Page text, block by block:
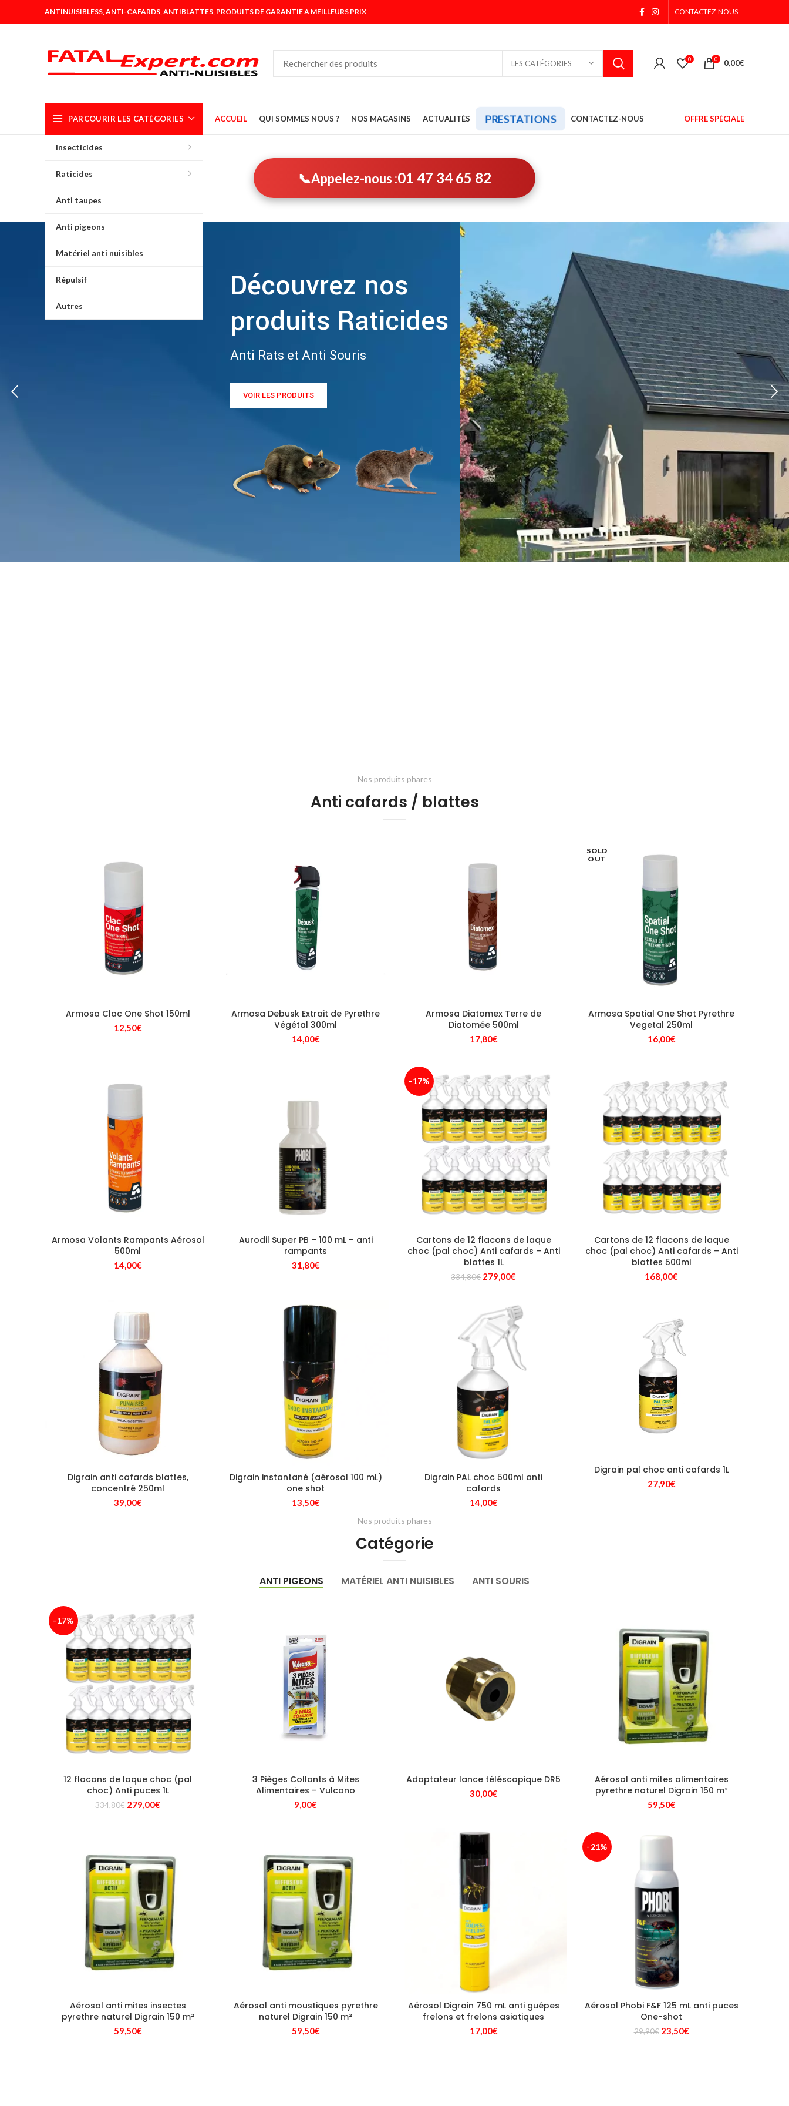
ANTINUISIBLESS, ANTI-CAFARDS, ANTIBLATTES, PRODUITS DE GARANTIE A MEILLEURS PRIX CONTACTEZ-NOUS
LES CATÉGORIES 0 0 0,00€
PARCOURIR LES CATÉGORIES
Insecticides
Raticides
Anti taupes
Anti pigeons
Matériel anti nuisibles
Répulsif
Autres
ACCUEIL QUI SOMMES NOUS ? NOS MAGASINS ACTUALITÉS PRESTATIONS CONTACTEZ-NOUS OFFRE SPÉCIALE
📞 Appelez-nous :01 47 34 65 82
Découvrez nos
produits Raticides
Anti Rats et Anti Souris
VOIR LES PRODUITS
Nos produits phares
Anti cafards / blattes
Armosa Clac One Shot 150ml
12,50€
Armosa Debusk Extrait de Pyrethre
Végétal 300ml
14,00€
Armosa Diatomex Terre de
Diatomée 500ml
17,80€
SOLD
OUT
Armosa Spatial One Shot Pyrethre
Vegetal 250ml
16,00€
Armosa Volants Rampants Aérosol
500ml
14,00€
Aurodil Super PB – 100 mL – anti
rampants
31,80€
-17%
Cartons de 12 flacons de laque
choc (pal choc) Anti cafards – Anti
blattes 1L
334,80€ Le
était :
334,80€.
279,00€
est :
279,00€.
Cartons de 12 flacons de laque
choc (pal choc) Anti cafards – Anti
blattes 500ml
168,00€
Digrain anti cafards blattes,
concentré 250ml
39,00€
Digrain instantané (aérosol 100 mL)
one shot
13,50€
Digrain PAL choc 500ml anti
cafards
14,00€
Digrain pal choc anti cafards 1L
27,90€
Nos produits phares
Catégorie
ANTI PIGEONS MATÉRIEL ANTI NUISIBLES ANTI SOURIS
-17%
12 flacons de laque choc (pal
choc) Anti puces 1L
334,80€ Le
279,00€
3 Pièges Collants à Mites
Alimentaires – Vulcano
9,00€
Adaptateur lance téléscopique DR5
30,00€
Aérosol anti mites alimentaires
pyrethre naturel Digrain 150 m²
59,50€
Aérosol anti mites insectes
pyrethre naturel Digrain 150 m²
59,50€
Aérosol anti moustiques pyrethre
naturel Digrain 150 m²
59,50€
Aérosol Digrain 750 mL anti guêpes
frelons et frelons asiatiques
17,00€
-21%
Aérosol Phobi F&F 125 mL anti puces
One-shot
29,90€ Le
23,50€Le